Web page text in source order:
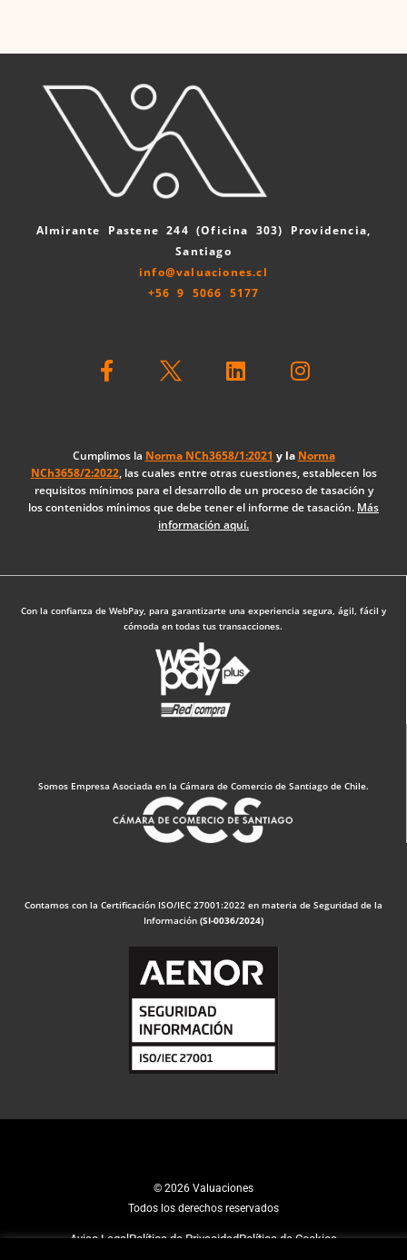
:
Almirante Pastene 244 (Oficina 303) Providencia,
Santiago
info@valuaciones.cl
+56 9 5066 5177
a
o
o
k
i
d
i
n
n
g
r
a
Cumplimos la Norma NCh3658/1:2021 y la Norma
NCh3658/2:2022, las cuales entre otras cuestiones, establecen los
requisitos mínimos para el desarrollo de un proceso de tasación y
los contenidos mínimos que debe tener el informe de tasación. Más
información aquí.
Con la confianza de WebPay, para garantizarte una experiencia segura, ágil, fácil y
cómoda en todas tus transacciones.
Somos Empresa Asociada en la Cámara de Comercio de Santiago de Chile.
Contamos con la Certificación ISO/IEC 27001:2022 en materia de Seguridad de la
Información (SI-0036/2024)
© 2026 Valuaciones
Todos los derechos reservados
Aviso LegalPolítica de PrivacidadPolítica de Cookies